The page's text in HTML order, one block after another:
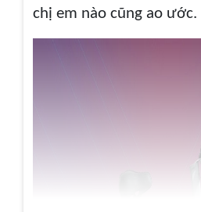
chị em nào cũng ao ước.